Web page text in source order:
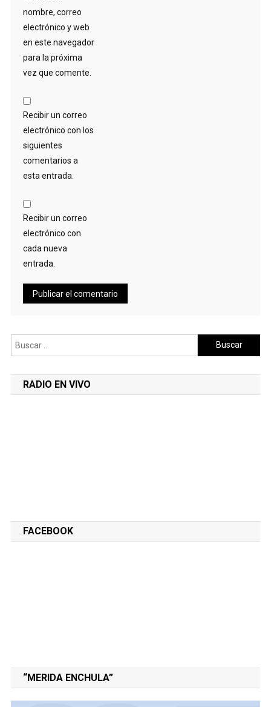
nombre, correo
electrónico y web
en este navegador
para la próxima
vez que comente.
Recibir un correo
electrónico con los
siguientes
comentarios a
esta entrada.
Recibir un correo
electrónico con
cada nueva
entrada.
Buscar:
RADIO EN VIVO
FACEBOOK
“MERIDA ENCHULA”